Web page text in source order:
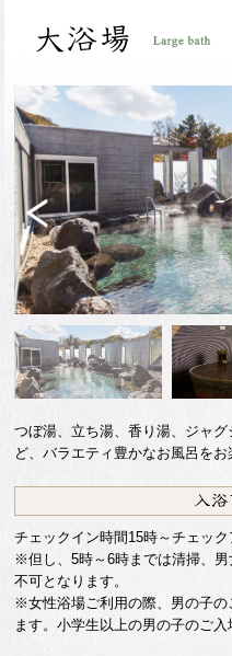
Previ
ous
つぼ湯、立ち湯、香り湯、ジャ
ど、バラエティ豊かなお風呂をお
チェックイン時間15時～チェッ
※但し、5時～6時までは清掃、
不可となります。
※女性浴場ご利用の際、男の子の
ます。小学生以上の男の子のご入